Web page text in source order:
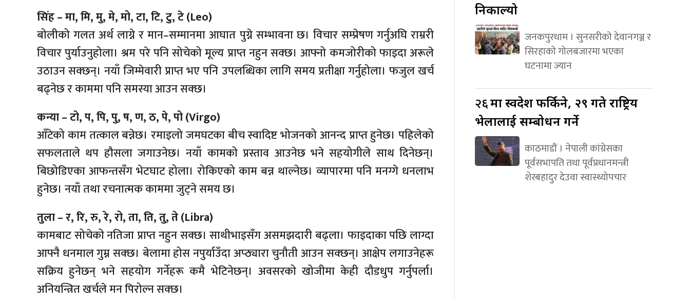
सिंह – मा, मि, मु, मे, मो, टा, टि, टु, टे (Leo)
बोलीको गलत अर्थ लाग्ने र मान–सम्मानमा आघात पुग्ने सम्भावना छ। विचार सम्प्रेषण गर्नुअघि राम्ररी
विचार पुर्याउनुहोला। श्रम परे पनि सोचेको मूल्य प्राप्त नहुन सक्छ। आफ्नो कमजोरीको फाइदा अरूले
उठाउन सक्छन्। नयाँ जिम्मेवारी प्राप्त भए पनि उपलब्धिका लागि समय प्रतीक्षा गर्नुहोला। फजुल खर्च
बढ्नेछ र काममा पनि समस्या आउन सक्छ।
कन्या – टो, प, पि, पु, ष, ण, ठ, पे, पो (Virgo)
आँटेको काम तत्काल बन्नेछ। रमाइलो जमघटका बीच स्वादिष्ट भोजनको आनन्द प्राप्त हुनेछ। पहिलेको
सफलताले थप हौसला जगाउनेछ। नयाँ कामको प्रस्ताव आउनेछ भने सहयोगीले साथ दिनेछन्।
बिछोडिएका आफन्तसँग भेटघाट होला। रोकिएको काम बन्न थाल्नेछ। व्यापारमा पनि मनग्गे धनलाभ
हुनेछ। नयाँ तथा रचनात्मक काममा जुट्ने समय छ।
तुला – र, रि, रु, रे, रो, ता, ति, तु, ते (Libra)
कामबाट सोचेको नतिजा प्राप्त नहुन सक्छ। साथीभाइसँग असमझदारी बढ्ला। फाइदाका पछि लाग्दा
आफ्नै धनमाल गुम्न सक्छ। बेलामा होस नपुर्याउँदा अप्ठ्यारा चुनौती आउन सक्छन्। आक्षेप लगाउनेहरू
सक्रिय हुनेछन् भने सहयोग गर्नेहरू कमै भेटिनेछन्। अवसरको खोजीमा केही दौडधुप गर्नुपर्ला।
अनियन्त्रित खर्चले मन पिरोल्न सक्छ।
निकाल्यो
जनकपुरधाम । सुनसरीको देवानगञ्ज र
सिरहाको गोलबजारमा भएका
घटनामा ज्यान
२६मा स्वदेश फर्किने, २९ गते राष्ट्रिय
भेलालाई सम्बोधन गर्ने
काठमाडौं । नेपाली कांग्रेसका
पूर्वसभापति तथा पूर्वप्रधानमन्त्री
शेरबहादुर देउवा स्वास्थ्योपचार